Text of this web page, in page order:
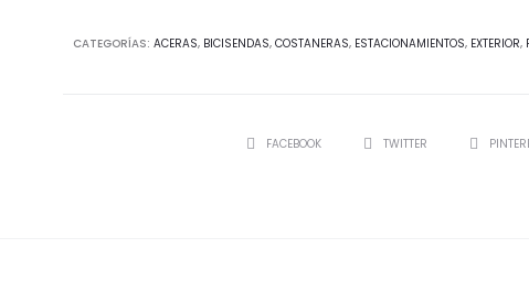
CATEGORÍAS: ACERAS, BICISENDAS, COSTANERAS, ESTACIONAMIENTOS, EXTERIOR,
SHAREFACEBOOK TWITTER